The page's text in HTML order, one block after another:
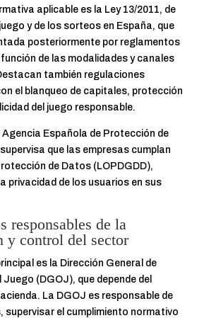
aplicable es la Ley 13/2011, de
y de los sorteos en España, que
posteriormente por reglamentos
de las modalidades y canales
también regulaciones
el blanqueo de capitales, protección
del juego responsable.
Agencia Española de Protección de
que las empresas cumplan
de Datos (LOPDGDD),
privacidad de los usuarios en sus
responsables de la
y control del sector
es la Dirección General de
Juego (DGOJ), que depende del
La DGOJ es responsable de
supervisar el cumplimiento normativo